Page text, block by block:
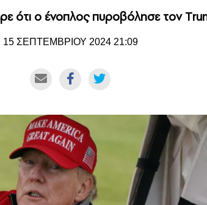
ότι ο ένοπλος πυροβόλησε τον
15 ΣΕΠΤΕΜΒΡΙΟΥ 2024 21:09